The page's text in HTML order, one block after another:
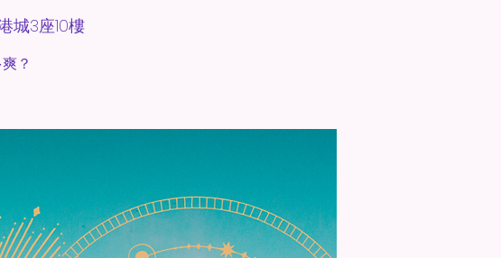
城3座10樓
？